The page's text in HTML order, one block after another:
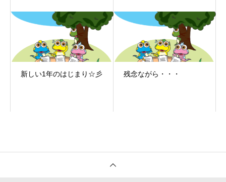
新しい1年のはじまり☆彡 残念ながら・・・